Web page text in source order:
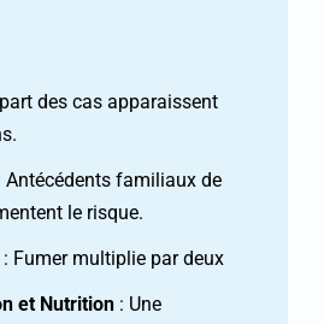
des cas apparaissent
Antécédents familiaux de
le risque.
: Fumer multiplie par deux
et Nutrition : Une